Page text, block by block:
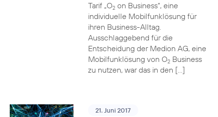
Tarif „O2on Business“, eine
individuelle Mobilfunklösung für
ihren Business-Alltag.
Ausschlaggebend für die
Entscheidung der Medion AG, eine
Mobilfunklösung von O2Business
zu nutzen, war das in den […]
21. Juni 2017